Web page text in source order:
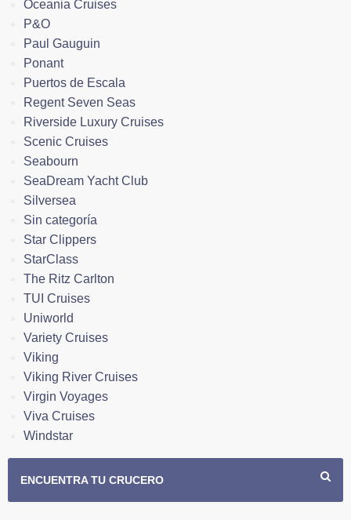
Oceania Cruises
P&O
Paul Gauguin
Ponant
Puertos de Escala
Regent Seven Seas
Riverside Luxury Cruises
Scenic Cruises
Seabourn
SeaDream Yacht Club
Silversea
Sin categoría
Star Clippers
StarClass
The Ritz Carlton
TUI Cruises
Uniworld
Variety Cruises
Viking
Viking River Cruises
Virgin Voyages
Viva Cruises
Windstar
ENCUENTRA TU CRUCERO